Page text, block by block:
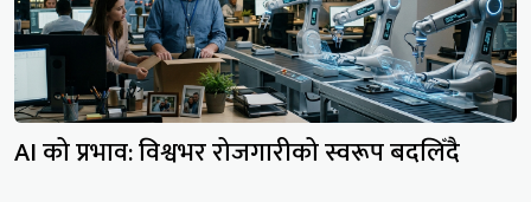
AI को प्रभाव: विश्वभर रोजगारीको स्वरूप बदलिँदै